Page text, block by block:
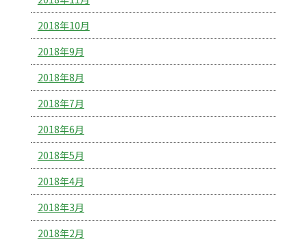
2018年10月
2018年9月
2018年8月
2018年7月
2018年6月
2018年5月
2018年4月
2018年3月
2018年2月